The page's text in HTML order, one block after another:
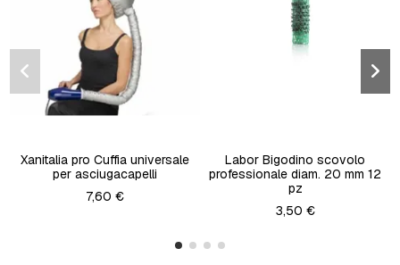
Xanitalia pro Cuffia universale
per asciugacapelli
7,60 €
Labor Bigodino scovolo
professionale diam. 20 mm 12
pz
3,50 €